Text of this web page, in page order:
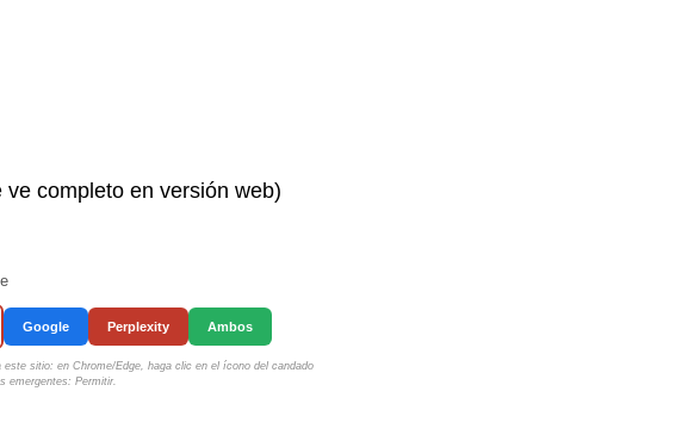
completo en versión web)
Google Perplexity Ambos
sitio: en Chrome/Edge, haga clic en el ícono del candado
emergentes: Permitir.